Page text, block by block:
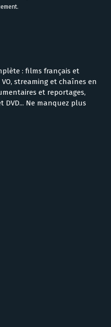
: films français et
streaming et chaînes en
et reportages,
DVD... Ne manquez plus